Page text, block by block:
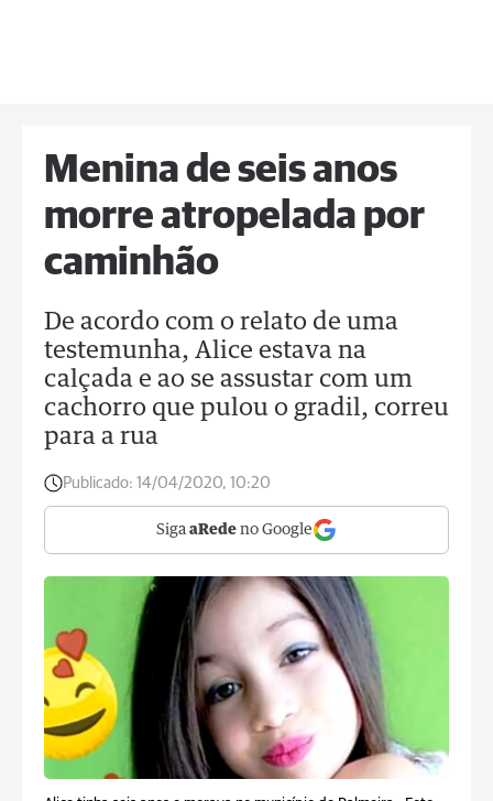
Menina de seis anos
morre atropelada por
caminhão
De acordo com o relato de uma
testemunha, Alice estava na
calçada e ao se assustar com um
cachorro que pulou o gradil, correu
para a rua
Publicado: 14/04/2020, 10:20
Siga aRede no Google